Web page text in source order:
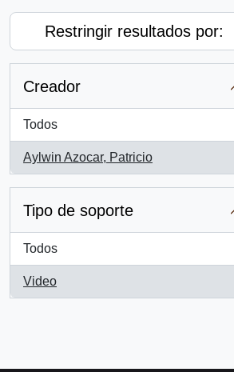
Restringir resultados por:
Creador
Todos
Aylwin Azocar, Patricio
, 1 resultados
Tipo de soporte
Todos
Video
, 1 resultados